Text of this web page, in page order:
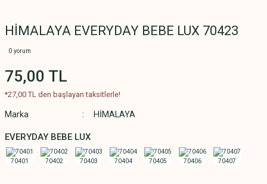
HİMALAYA EVERYDAY BEBE LUX 70423
0 yorum
75,00 TL
*27,00 TL den başlayan taksitlerle!
Marka HİMALAYA
EVERYDAY BEBE LUX